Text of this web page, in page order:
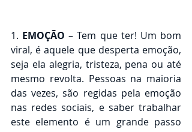
1. EMOÇÃO – Tem que ter! Um bom
viral, é aquele que desperta emoção,
seja ela alegria, tristeza, pena ou até
mesmo revolta. Pessoas na maioria
das vezes, são regidas pela emoção
nas redes sociais, e saber trabalhar
este elemento é um grande passo